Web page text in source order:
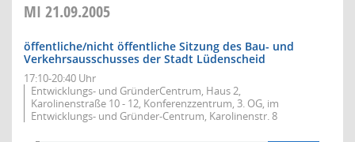
MI 21.09.2005
öffentliche/nicht öffentliche Sitzung des Bau- und
Verkehrsausschusses der Stadt Lüdenscheid
17:10-20:40 Uhr
Entwicklungs- und GründerCentrum, Haus 2,
Karolinenstraße 10 - 12, Konferenzzentrum, 3. OG, im
Entwicklungs- und Gründer-Centrum, Karolinenstr. 8